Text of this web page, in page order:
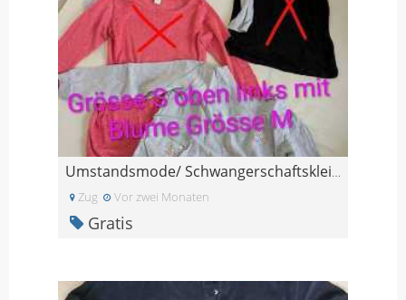
Umstandsmode/ Schwangerschaftskleider
Zug Vor zwei Monaten
Gratis